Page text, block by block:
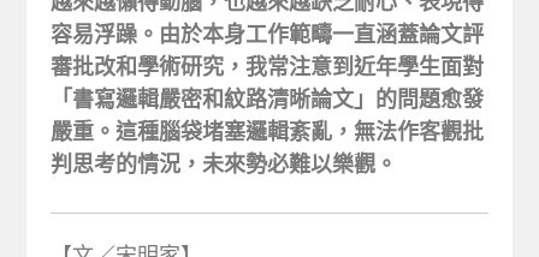
容易浮躁。由於本身工作範疇一直涵蓋論文評
審批改和學術研究，我常注意到近年學生面對
「書寫邏輯嚴密和紋路清晰論文」的問題愈發
嚴重。這種腦袋堵塞邏輯紊亂，無法作客觀批
判思考的情況，未來勢必難以樂觀。